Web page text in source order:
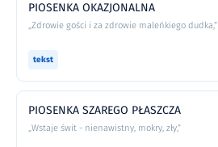
PIOSENKA OKAZJONALNA
„Zdrowie gości i za zdrowie maleńkiego dudka,”
tekst
PIOSENKA SZAREGO PŁASZCZA
„Wstaje świt - nienawistny, mokry, zły,”